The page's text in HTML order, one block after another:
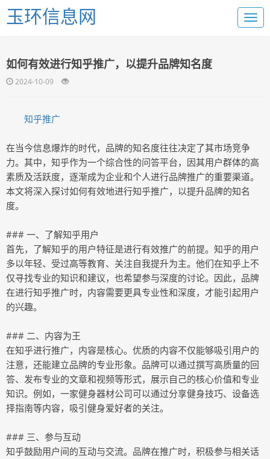
玉环信息网
如何有效进行知乎推广，以提升品牌知名度
2024-10-09
知乎推广
在当今信息爆炸的时代，品牌的知名度往往决定了其市场竞争
力。其中，知乎作为一个综合性的问答平台，因其用户群体的高
素质及活跃度，逐渐成为企业和个人进行品牌推广的重要渠道。
本文将深入探讨如何有效地进行知乎推广，以提升品牌的知名
度。
### 一、了解知乎用户
首先，了解知乎的用户特征是进行有效推广的前提。知乎的用户
多以年轻、受过高等教育、关注自我提升为主。他们在知乎上不
仅寻找专业的知识和建议，也希望参与深度的讨论。因此，品牌
在进行知乎推广时，内容需要更具专业性和深度，才能引起用户
的兴趣。
### 二、内容为王
在知乎进行推广，内容是核心。优质的内容不仅能够吸引用户的
注意，还能建立品牌的专业形象。品牌可以通过撰写高质量的回
答、发布专业的文章和视频等形式，展示自己的核心价值和专业
知识。例如，一家健身器材公司可以通过分享健身技巧、设备选
择指南等内容，吸引健身爱好者的关注。
### 三、参与互动
知乎鼓励用户间的互动与交流。品牌在推广时，积极参与相关话